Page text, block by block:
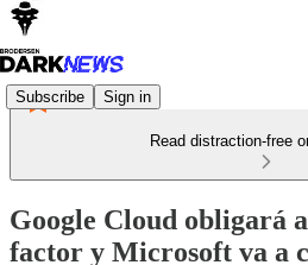
Subscribe Sign in
Read distraction-free
Google Cloud obligará
factor y Microsoft va a